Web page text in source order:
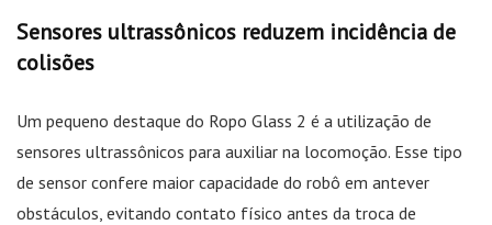
Sensores ultrassônicos reduzem incidência de
colisões
Um pequeno destaque do Ropo Glass 2 é a utilização de
sensores ultrassônicos para auxiliar na locomoção. Esse tipo
de sensor confere maior capacidade do robô em antever
obstáculos, evitando contato físico antes da troca de